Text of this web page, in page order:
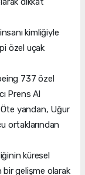
kimliğiyle
özel uçak
737 özel
Prens Al
Öte yandan, Uğur
ortaklarından
küresel
gelişme olarak